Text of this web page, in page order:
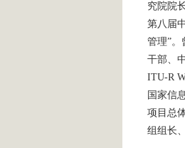
究院院
第八届
管理”。
干部、
ITU-R
国家信
项目总
组组长